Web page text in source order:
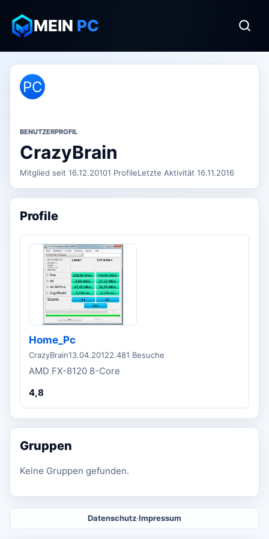
MEIN PC
PC
BENUTZERPROFIL
CrazyBrain
Mitglied seit 16.12.20101 ProfileLetzte Aktivität 16.11.2016
Profile
Home_Pc
CrazyBrain13.04.20122.481 Besuche
AMD FX-8120 8-Core
4,8
Gruppen
Keine Gruppen gefunden.
Datenschutz·Impressum